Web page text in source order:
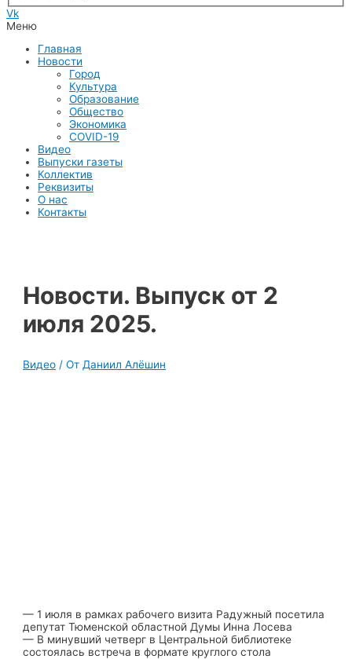
Vk
Меню
Главная
Новости
Город
Культура
Образование
Общество
Экономика
COVID-19
Видео
Выпуски газеты
Коллектив
Реквизиты
О нас
Контакты
Новости. Выпуск от 2
июля 2025.
Видео / От Даниил Алёшин
— 1 июля в рамках рабочего визита Радужный посетила
депутат Тюменской областной Думы Инна Лосева
— В минувший четверг в Центральной библиотеке
состоялась встреча в формате круглого стола